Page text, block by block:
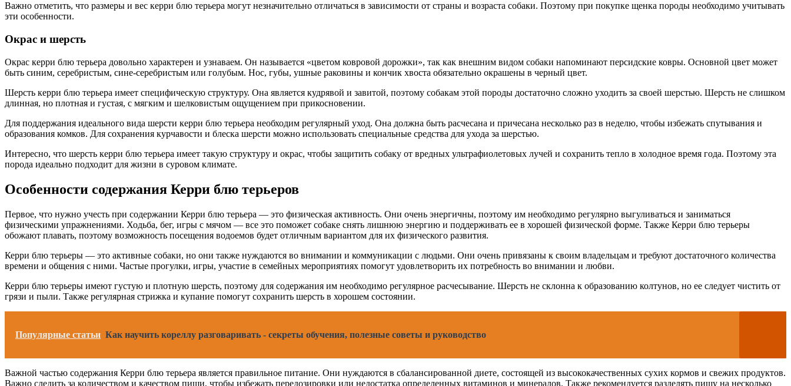
Важно отметить, что размеры и вес керри блю терьера могут незначительно отличаться в зависимости от страны и возраста собаки. Поэтому при покупке щенка породы необходимо учитывать
эти особенности.
Окрас и шерсть
Окрас керри блю терьера довольно характерен и узнаваем. Он называется «цветом ковровой дорожки», так как внешним видом собаки напоминают персидские ковры. Основной цвет может
быть синим, серебристым, сине-серебристым или голубым. Нос, губы, ушные раковины и кончик хвоста обязательно окрашены в черный цвет.
Шерсть керри блю терьера имеет специфическую структуру. Она является кудрявой и завитой, поэтому собакам этой породы достаточно сложно уходить за своей шерстью. Шерсть не слишком
длинная, но плотная и густая, с мягким и шелковистым ощущением при прикосновении.
Для поддержания идеального вида шерсти керри блю терьера необходим регулярный уход. Она должна быть расчесана и причесана несколько раз в неделю, чтобы избежать спутывания и
образования комков. Для сохранения курчавости и блеска шерсти можно использовать специальные средства для ухода за шерстью.
Интересно, что шерсть керри блю терьера имеет такую структуру и окрас, чтобы защитить собаку от вредных ультрафиолетовых лучей и сохранить тепло в холодное время года. Поэтому эта
порода идеально подходит для жизни в суровом климате.
Особенности содержания Керри блю терьеров
Первое, что нужно учесть при содержании Керри блю терьера — это физическая активность. Они очень энергичны, поэтому им необходимо регулярно выгуливаться и заниматься
физическими упражнениями. Ходьба, бег, игры с мячом — все это поможет собаке снять лишнюю энергию и поддерживать ее в хорошей физической форме. Также Керри блю терьеры
обожают плавать, поэтому возможность посещения водоемов будет отличным вариантом для их физического развития.
Керри блю терьеры — это активные собаки, но они также нуждаются во внимании и коммуникации с людьми. Они очень привязаны к своим владельцам и требуют достаточного количества
времени и общения с ними. Частые прогулки, игры, участие в семейных мероприятиях помогут удовлетворить их потребность во внимании и любви.
Керри блю терьеры имеют густую и плотную шерсть, поэтому для содержания им необходимо регулярное расчесывание. Шерсть не склонна к образованию колтунов, но ее следует чистить от
грязи и пыли. Также регулярная стрижка и купание помогут сохранить шерсть в хорошем состоянии.
Популярные статьи Как научить кореллу разговаривать - секреты обучения, полезные советы и руководство
Важной частью содержания Керри блю терьера является правильное питание. Они нуждаются в сбалансированной диете, состоящей из высококачественных сухих кормов и свежих продуктов.
Важно следить за количеством и качеством пищи, чтобы избежать передозировки или недостатка определенных витаминов и минералов. Также рекомендуется разделять пищу на несколько